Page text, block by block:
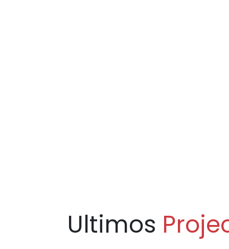
Ultimos